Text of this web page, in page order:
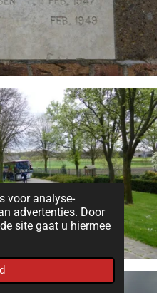
voor analyse-
advertenties. Door
site gaat u hiermee